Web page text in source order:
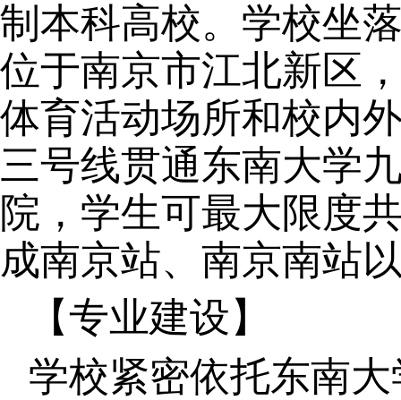
制本科高校。学校坐
位于南京市江北新区
体育活动场所和校内
三号线贯通东南大学
院，学生可最大限度
成南京站、南京南站
【专业建设】
学校紧密依托东南